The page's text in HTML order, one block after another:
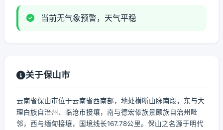
当前无气象预警，天气平稳
关于保山市
云南省保山市位于云南省西南部，地处横断山脉南段，东与大
理白族自治州、临沧市接壤，南与德宏傣族景颇族自治州毗
邻，西与缅甸接壤，国境线长167.78公里。保山之名源于明代